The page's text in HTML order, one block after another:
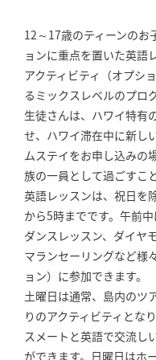
12～17歳のティーンのお
ョンに重点を置いた英語
アクティビティ（オプシ
るミックスレベルのプロ
生徒さんは、ハワイ特有
せ、ハワイ滞在中に新し
ムステイをお申し込みの
族の一員として過ごすこ
英語レッスンは、祝日を
から5時までです。午前
ダンスレッスン、ダイヤ
マランセーリングなど様
ョン）に参加できます。
土曜日は通常、島内のツ
りのアクティビティとな
スメートと英語で交流し
ができます。日曜日はホ